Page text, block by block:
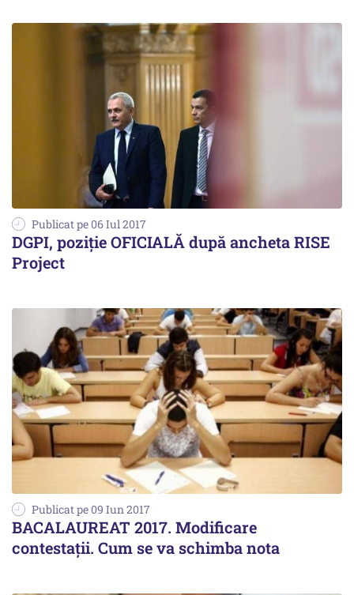
Publicat pe 06 Iul 2017
DGPI, poziție OFICIALĂ după ancheta RISE
Project
Publicat pe 09 Iun 2017
BACALAUREAT 2017. Modificare
contestații. Cum se va schimba nota